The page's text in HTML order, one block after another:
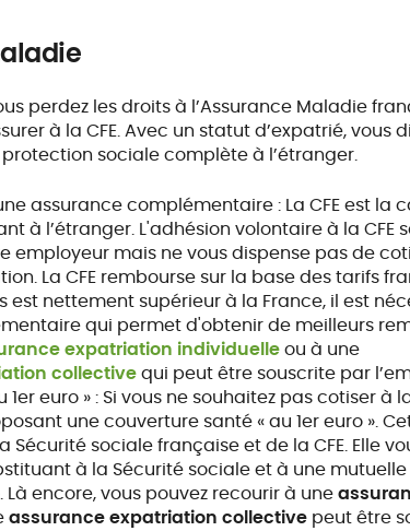
perdez les droits à l’Assurance Maladie
à la CFE. Avec un statut d’expatrié, vous
sociale complète à l’étranger.
assurance complémentaire : La CFE est la
à l’étranger. L'adhésion volontaire à la
employeur mais ne vous dispense pas de
La CFE rembourse sur la base des tarifs
est nettement supérieur à la France, il est
qui permet d'obtenir de meilleurs
expatriation individuelleou à une
collectivequi peut être souscrite par
1er euro » : Si vous ne souhaitez pas cotiser à
une couverture santé « au 1er euro ».
Sécurité sociale française et de la CFE. Elle
à la Sécurité sociale et à une
Là encore, vous pouvez recourir à une
assurance expatriation collective peut être